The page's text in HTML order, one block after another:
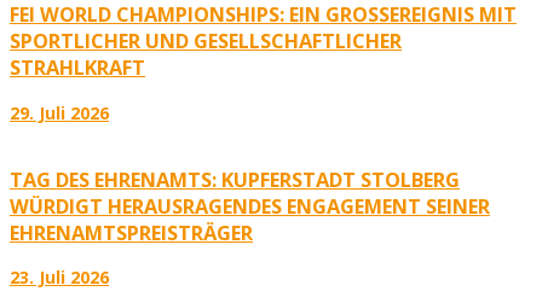
FEI WORLD CHAMPIONSHIPS: EIN GROSSEREIGNIS MIT S
PORTLICHER UND GESELLSCHAFTLICHER S
TRAHLKRAFT
29. Juli 2026
TAG DES EHRENAMTS: KUPFERSTADT STOLBERG
WÜRDIGT HERAUSRAGENDES ENGAGEMENT SEINER
EHRENAMTSPREISTRÄGER
23. Juli 2026